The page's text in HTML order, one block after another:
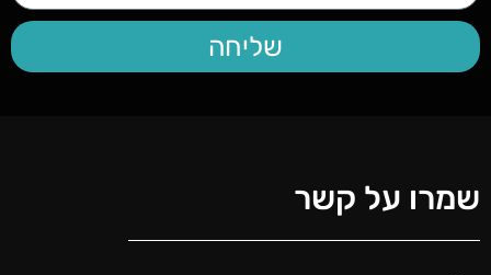
שליחה
שמרו על קשר